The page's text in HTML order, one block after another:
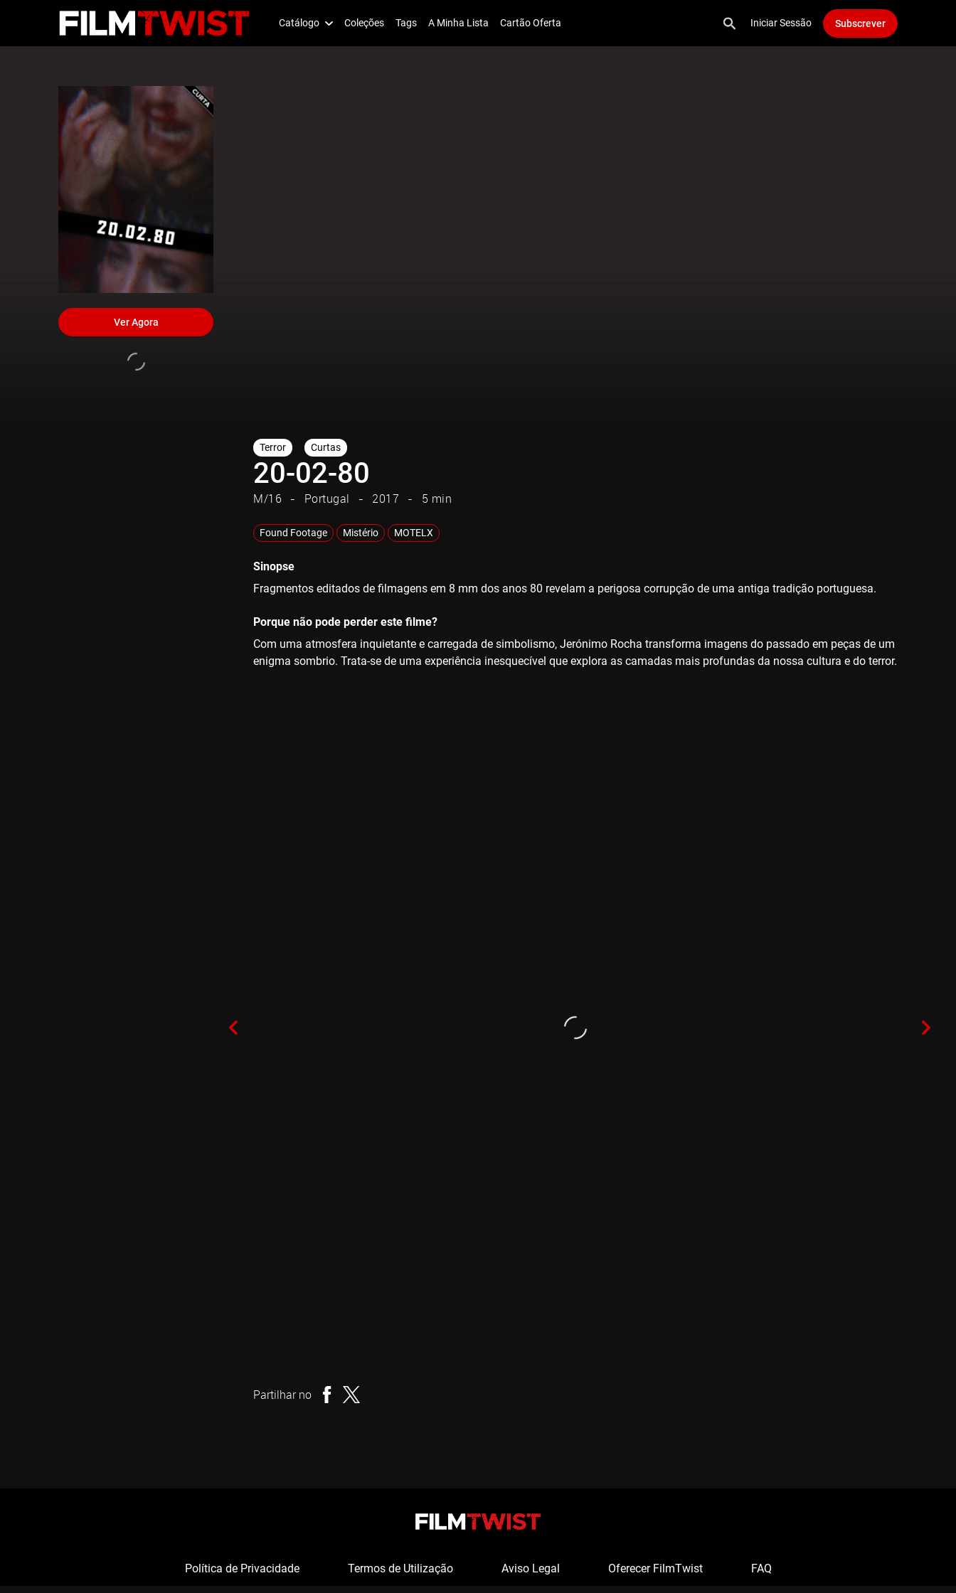
Catálogo Coleções Tags A Minha Lista Cartão Oferta Iniciar Sessão Subscrever
Ver Agora
Terror Curtas
20-02-80
M/16 Portugal 2017 5 min
Found Footage Mistério MOTELX
Sinopse
Fragmentos editados de filmagens em 8 mm dos anos 80 revelam a perigosa corrupção de uma antiga tradição portuguesa.
Porque não pode perder este filme?
Com uma atmosfera inquietante e carregada de simbolismo, Jerónimo Rocha transforma imagens do passado em peças de um
enigma sombrio. Trata-se de uma experiência inesquecível que explora as camadas mais profundas da nossa cultura e do terror.
Partilhar no
Política de Privacidade Termos de Utilização Aviso Legal Oferecer FilmTwist FAQ